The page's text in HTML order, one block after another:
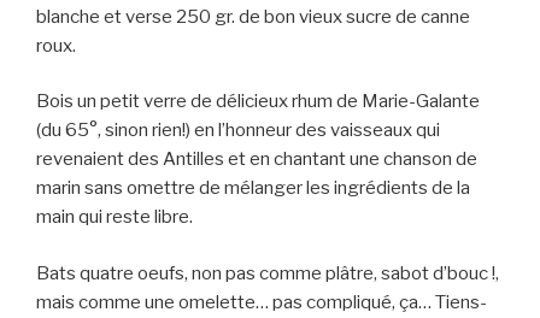
blanche et verse 250 gr. de bon vieux sucre de canne
roux.
Bois un petit verre de délicieux rhum de Marie-Galante
(du 65°, sinon rien!) en l’honneur des vaisseaux qui
revenaient des Antilles et en chantant une chanson de
marin sans omettre de mélanger les ingrédients de la
main qui reste libre.
Bats quatre oeufs, non pas comme plâtre, sabot d’bouc !,
mais comme une omelette… pas compliqué, ça… Tiens-